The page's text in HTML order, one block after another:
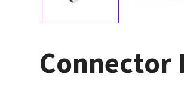
Connector